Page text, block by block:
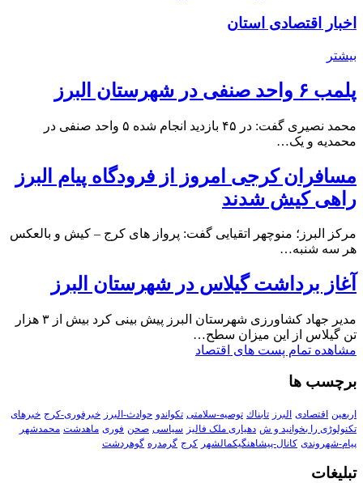
اخبار اقتصادی استان
بیشتر
پلمب ۶ واحد صنفی در شهرستان البرز
محمد نصیری گفت: در ۴۵ بازدید انجام شده ۵ واحد صنفی در
محمدیه و یک…
مسافران کرجی امروز از فرودگاه پیام البرز
راهی کیش شدند
مرکز البرز؛ منوچهر اتقیایی گفت: پرواز های کرج – کیش و بالعکس
هر سه شنبه…
آغاز برداشت گیلاس در شهرستان البرز
مدیر جهاد کشاورزی شهرستان البرز پیش بینی کرد بیش از ۳ هزار
تن گیلاس از این میزان سطح…
مشاهده تمام پست های اقتصاد
برچسب ها
اربعین اقتصادی البرز تابناك توصیه-سلامتی تکواندو حوادث-البرز خبرفوری-کرج خبرهای
تکنولوڑی را بخوانید و ش دهیاری ملک فالیز سیاسی صحن فوری ماهدشت محمدشهر
پیام-شهروندی کانال-پیشاهنگیکمالشهر کرج گرمدره گوهردشت
تبلیغات